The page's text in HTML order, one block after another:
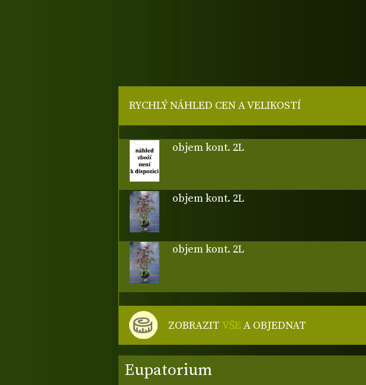
Eupatorium
RYCHLÝ NÁHLED CEN A VELIKOSTÍ
objem kont. 2L
objem kont. 2L
objem kont. 2L
ZOBRAZITVŠE A OBJEDNAT